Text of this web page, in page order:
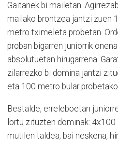
Gaitanek bi mailetan.
mailako brontzea jantzi zuen
metro tximeleta probetan.
proban bigarren juniorrik
absolutuetan hirugarrena.
zilarrezko bi domina jantzi
eta 100 metro bular
Bestalde, erreleboetan
lortu zituzten dominak:
mutilen taldea, bai neskena,